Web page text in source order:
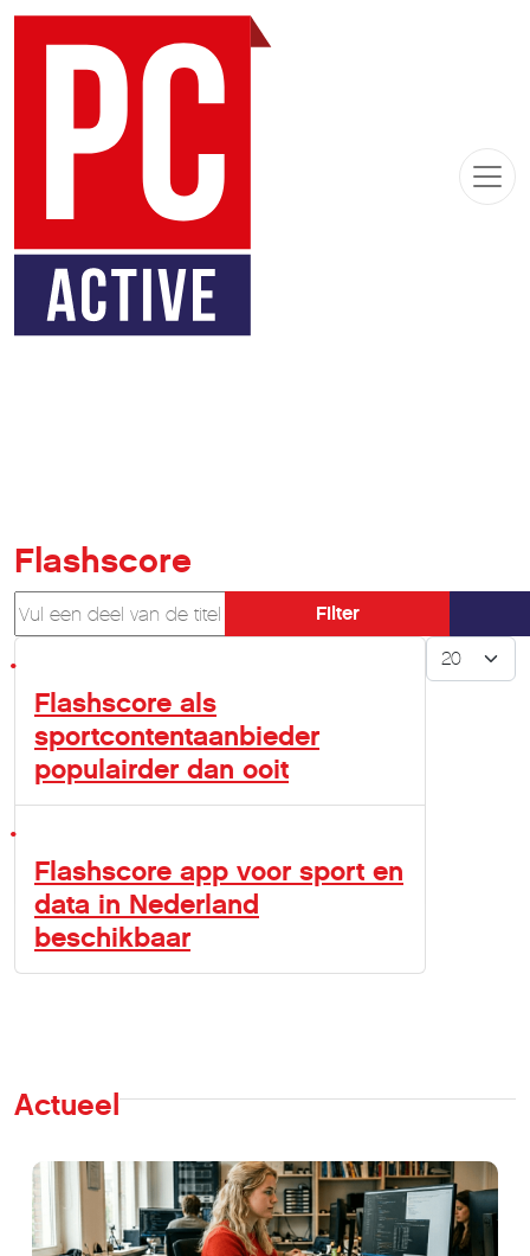
Flashscore
Vul een deel van de titel in
Filter
Toon #
Flashscore als
sportcontentaanbieder
populairder dan ooit
Flashscore app voor sport en
data in Nederland
beschikbaar
Actueel